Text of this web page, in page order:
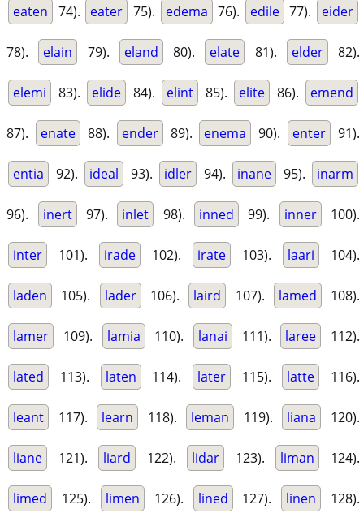
eaten 74). eater 75). edema 76). edile 77). eider
78). elain 79). eland 80). elate 81). elder 82).
elemi 83). elide 84). elint 85). elite 86). emend
87). enate 88). ender 89). enema 90). enter 91).
entia 92). ideal 93). idler 94). inane 95). inarm
96). inert 97). inlet 98). inned 99). inner 100).
inter 101). irade 102). irate 103). laari 104).
laden 105). lader 106). laird 107). lamed 108).
lamer 109). lamia 110). lanai 111). laree 112).
lated 113). laten 114). later 115). latte 116).
leant 117). learn 118). leman 119). liana 120).
liane 121). liard 122). lidar 123). liman 124).
limed 125). limen 126). lined 127). linen 128).